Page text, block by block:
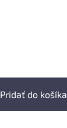
Pridať do košíka